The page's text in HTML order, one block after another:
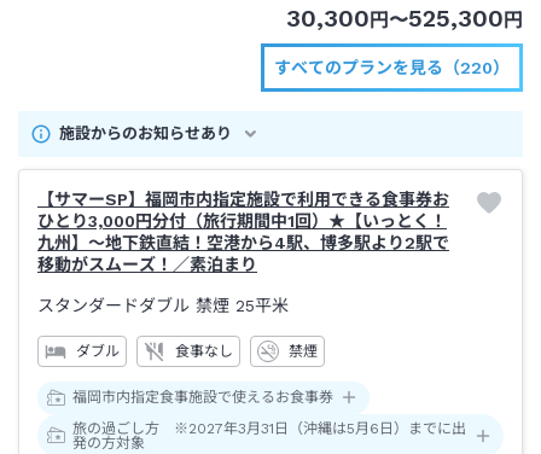
30,300円〜525,300円
すべてのプランを見る（220）
施設からのお知らせあり
【サマーSP】福岡市内指定施設で利用できる食事券お
ひとり3,000円分付（旅行期間中1回）★【いっとく！
九州】～地下鉄直結！空港から4駅、博多駅より2駅で
移動がスムーズ！／素泊まり
スタンダードダブル 禁煙 25平米
ダブル 食事なし 禁煙
福岡市内指定食事施設で使えるお食事券
旅の過ごし方 ※2027年3月31日（沖縄は5月6日）までに出
発の方対象